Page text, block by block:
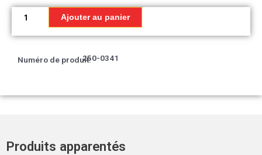
quantité
seal
Ajouter au panier
Numéro de produit:250-0341
Produits apparentés